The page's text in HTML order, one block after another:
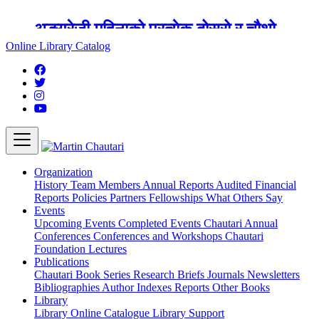
बन्द रहने छ ।
Online Library Catalog
Organization
History Team Members Annual Reports Audited Financial
Reports Policies Partners Fellowships What Others Say
Events
Upcoming Events Completed Events Chautari Annual
Conferences Conferences and Workshops Chautari
Foundation Lectures
Publications
Chautari Book Series Research Briefs Journals Newsletters
Bibliographies Author Indexes Reports Other Books
Library
Library Online Catalogue Library Support